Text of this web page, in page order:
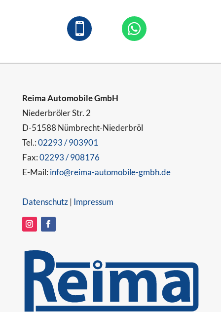
 
Reima Automobile GmbH
Niederbröler Str. 2
D-51588 Nümbrecht-Niederbröl
Tel.:02293 / 903901
Fax:02293 / 908176
E-Mail: info@reima-automobile-gmbh.de
Datenschutz| Impressum